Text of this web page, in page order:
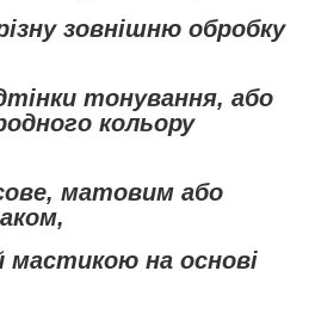
зовнішню обробку
тонування, або
кольору
матовим або
мастикою на основі